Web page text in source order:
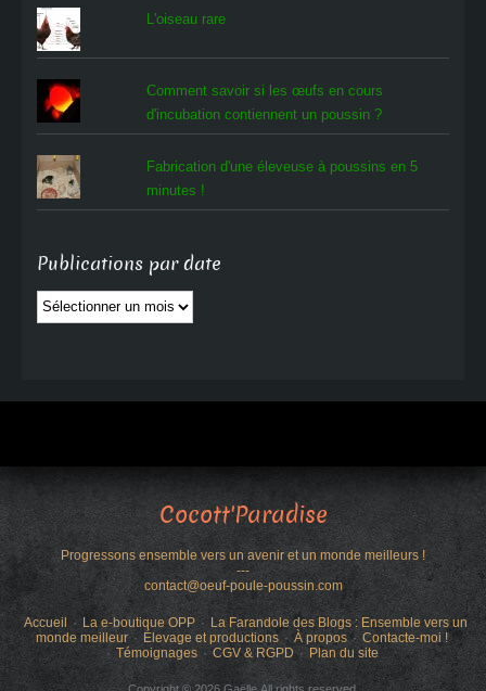
L'oiseau rare
Comment savoir si les œufs en cours
d'incubation contiennent un poussin ?
Fabrication d'une éleveuse à poussins en 5
minutes !
Publications par date
Publications
par
Cocott'Paradise
Progressons ensemble vers un avenir et un monde meilleurs !
---
contact@oeuf-poule-poussin.com
Accueil La e-boutique OPP
La Farandole des Blogs : Ensemble vers un
monde meilleur
Élevage et productions À propos
Contacte-moi !
Témoignages
CGV & RGPD Plan du site